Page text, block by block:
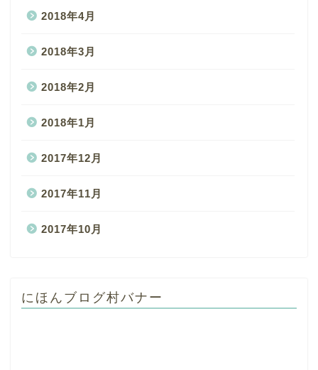
2018年4月
2018年3月
2018年2月
2018年1月
2017年12月
2017年11月
2017年10月
にほんブログ村バナー